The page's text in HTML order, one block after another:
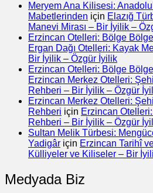
Meryem Ana Kilisesi:
Mabetlerinden için Elazığ
Manevi Mirası – Bir İyilik –
Erzincan Otelleri: Bölge
Ergan Dağı Otelleri: Kayak
Bir İyilik – Özgür İyilik
Erzincan Otelleri: Bölge
Erzincan Merkez Otelleri:
Rehberi – Bir İyilik – Özgür
Erzincan Merkez Otelleri:
Rehberi için Erzincan
Rehberi – Bir İyilik – Özgür
Sultan Melik Türbesi:
Yadigâr için Erzincan Tarihî
Külliyeler ve Kiliseler – Bir
Medyada Biz